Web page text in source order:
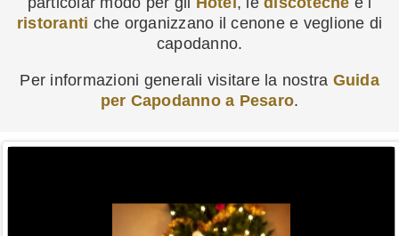
ristoranti che organizzano il cenone e veglione di
capodanno.
Per informazioni generali visitare la nostra Guida
per Capodanno a Pesaro.